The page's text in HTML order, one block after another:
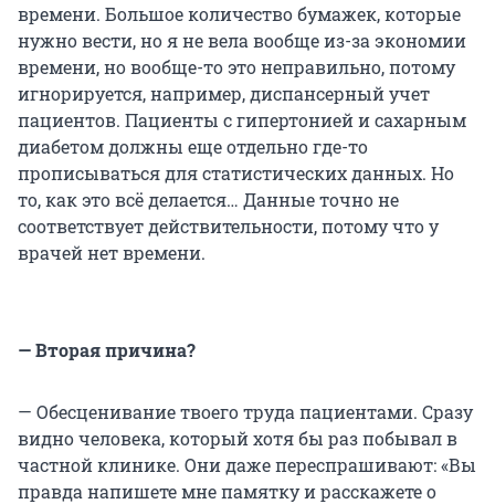
времени. Большое количество бумажек, которые
нужно вести, но я не вела вообще из-за экономии
времени, но вообще-то это неправильно, потому
игнорируется, например, диспансерный учет
пациентов. Пациенты с гипертонией и сахарным
диабетом должны еще отдельно где-то
прописываться для статистических данных. Но
то, как это всё делается… Данные точно не
соответствует действительности, потому что у
врачей нет времени.
— Вторая причина?
— Обесценивание твоего труда пациентами. Сразу
видно человека, который хотя бы раз побывал в
частной клинике. Они даже переспрашивают: «Вы
правда напишете мне памятку и расскажете о